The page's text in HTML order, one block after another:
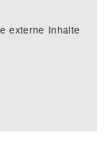
externe Inhalte